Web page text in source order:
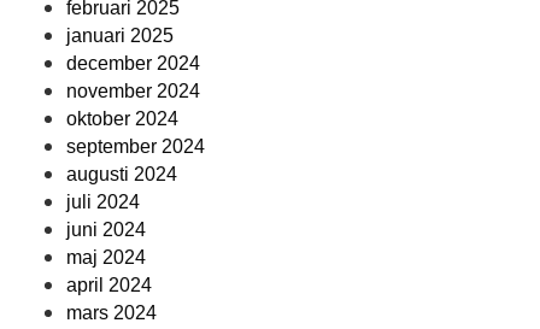
februari 2025
januari 2025
december 2024
november 2024
oktober 2024
september 2024
augusti 2024
juli 2024
juni 2024
maj 2024
april 2024
mars 2024